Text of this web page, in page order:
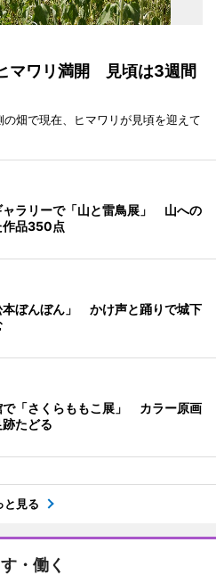
マワリ満開 見頃は3週間
畑で現在、ヒマワリが見頃を迎えて
ャラリーで「山と雷鳥展」 山への
作品350点
本ぼんぼん」 かけ声と踊りで城下
で「さくらももこ展」 カラー原画
たどる
と見る
・働く